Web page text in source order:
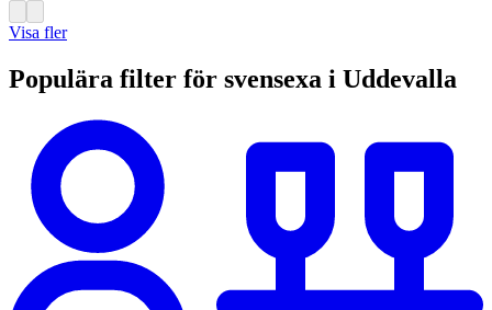
Visa fler
Populära filter för svensexa i Uddevalla